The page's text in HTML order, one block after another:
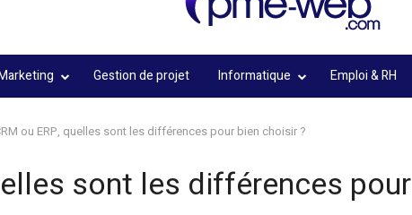
Gestion de projet Informatique Emploi & RH
ou ERP, quelles sont les différences pour bien choisir ?
sont les différences pour